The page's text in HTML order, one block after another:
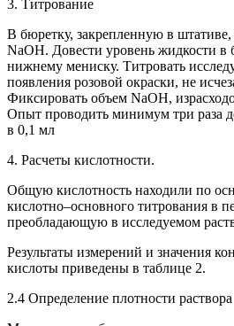
3. Титрование
В бюретку, закрепленную в штативе,
NaOH. Довести уровень жидкости в
нижнему мениску. Титровать
появления розовой окраски, не
Фиксировать объем NaOH,
Опыт проводить минимум три раза
в 0,1 мл
4. Расчеты кислотности.
Общую кислотность находили по
кислотно–основного титрования в
преобладающую в исследуемом
Результаты измерений и значения
кислоты приведены в таблице 2.
2.4 Определение плотности раствора